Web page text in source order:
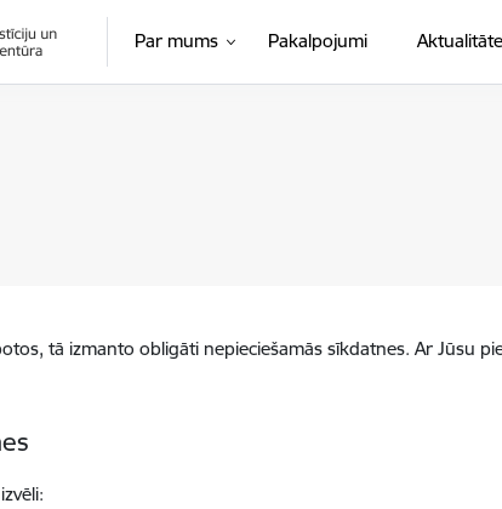
Par mums Pakalpojumi
tā izmanto obligāti nepieciešamās sīkdatnes. Ar Jūsu